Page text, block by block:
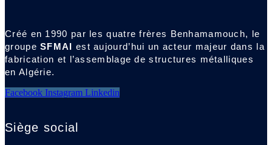
Créé en 1990 par les quatre frères Benhamamouch, le
groupeSFMAI est aujourd’hui un acteur majeur dans la
fabrication et l’assemblage de structures métalliques
en Algérie.
Facebook Instagram Linkedin
Siège social